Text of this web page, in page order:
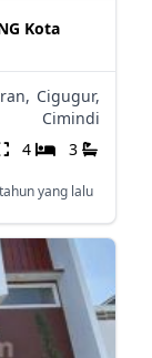
Kota
Cigugur,
Cimindi
4 3
yang lalu